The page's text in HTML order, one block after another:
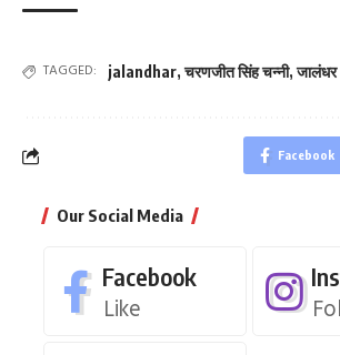
TAGGED: jalandhar,चरणजीत सिंह चन्नी,जालंधर
Facebook
Our Social Media
Facebook
Like